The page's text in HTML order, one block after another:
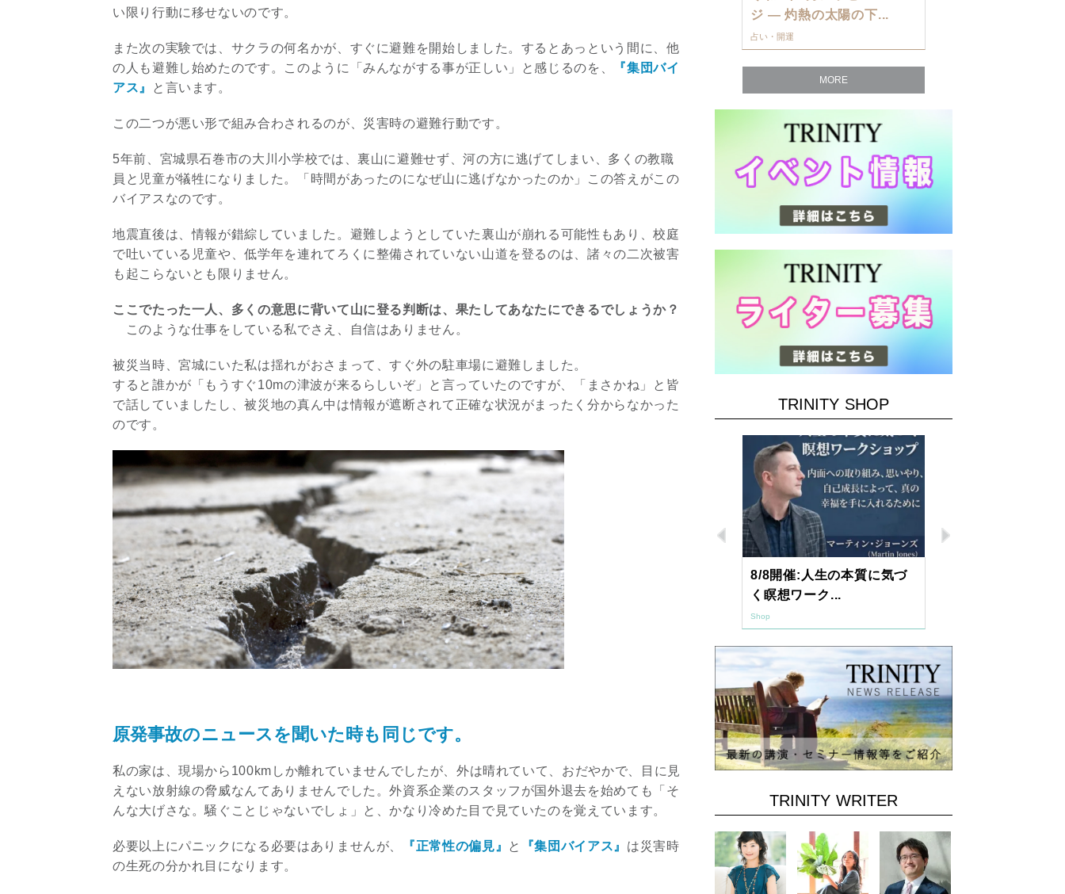
い限り行動に移せないのです。
また次の実験では、サクラの何名かが、すぐに避難を開始しました。するとあっという間に、他
の人も避難し始めたのです。このように「みんながする事が正しい」と感じるのを、
『集団バイ
アス』
と言います。
この二つが悪い形で組み合わされるのが、災害時の避難行動です。
5年前、宮城県石巻市の大川小学校では、裏山に避難せず、河の方に逃げてしまい、多くの教職
員と児童が犠牲になりました。「時間があったのになぜ山に逃げなかったのか」この答えがこの
バイアスなのです。
地震直後は、情報が錯綜していました。避難しようとしていた裏山が崩れる可能性もあり、校庭
で吐いている児童や、低学年を連れてろくに整備されていない山道を登るのは、諸々の二次被害
も起こらないとも限りません。
ここでたった一人、多くの意思に背いて山に登る判断は、果たしてあなたにできるでしょうか？
このような仕事をしている私でさえ、自信はありません。
被災当時、宮城にいた私は揺れがおさまって、すぐ外の駐車場に避難しました。
すると誰かが「もうすぐ10mの津波が来るらしいぞ」と言っていたのですが、「まさかね」と皆
で話していましたし、被災地の真ん中は情報が遮断されて正確な状況がまったく分からなかった
のです。
原発事故のニュースを聞いた時も同じです。
私の家は、現場から100kmしか離れていませんでしたが、外は晴れていて、おだやかで、目に見
えない放射線の脅威なんてありませんでした。外資系企業のスタッフが国外退去を始めても「そ
んな大げさな。騒ぐことじゃないでしょ」と、かなり冷めた目で見ていたのを覚えています。
必要以上にパニックになる必要はありませんが、 『正常性の偏見』 と 『集団バイアス』 は災害時
の生死の分かれ目になります。
ジ — 灼熱の太陽の下...
占い・開運
MORE
TRINITY SHOP
Previous
2026年9月開催! トレイシ
ーアッシュオン...
Shop
8/8開催:人生の本質に気づ
く瞑想ワーク...
Shop
TRINITY WRITER